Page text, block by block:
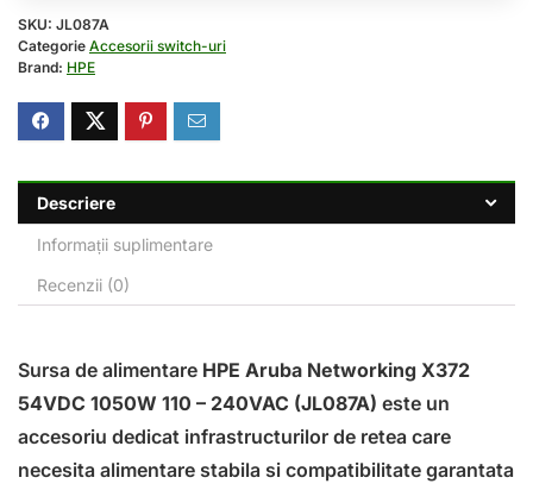
SKU: JL087A
Categorie Accesorii switch-uri
Brand: HPE
Descriere
Informații suplimentare
Recenzii (0)
Sursa de alimentare HPE Aruba Networking X372
54VDC 1050W 110 – 240VAC (JL087A) este un
accesoriu dedicat infrastructurilor de retea care
necesita alimentare stabila si compatibilitate garantata